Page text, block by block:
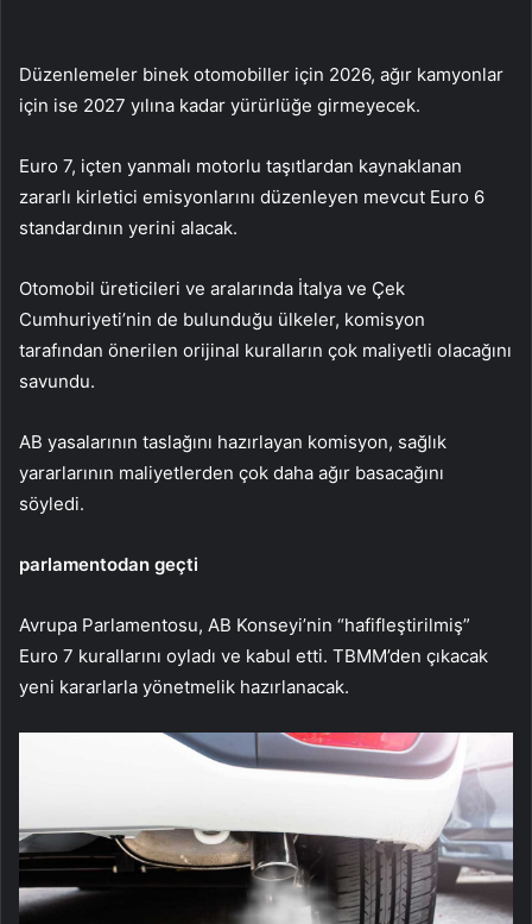
Düzenlemeler binek otomobiller için 2026, ağır kamyonlar
için ise 2027 yılına kadar yürürlüğe girmeyecek.
Euro 7, içten yanmalı motorlu taşıtlardan kaynaklanan
zararlı kirletici emisyonlarını düzenleyen mevcut Euro 6
standardının yerini alacak.
Otomobil üreticileri ve aralarında İtalya ve Çek
Cumhuriyeti’nin de bulunduğu ülkeler, komisyon
tarafından önerilen orijinal kuralların çok maliyetli olacağını
savundu.
AB yasalarının taslağını hazırlayan komisyon, sağlık
yararlarının maliyetlerden çok daha ağır basacağını
söyledi.
parlamentodan geçti
Avrupa Parlamentosu, AB Konseyi’nin “hafifleştirilmiş”
Euro 7 kurallarını oyladı ve kabul etti. TBMM’den çıkacak
yeni kararlarla yönetmelik hazırlanacak.